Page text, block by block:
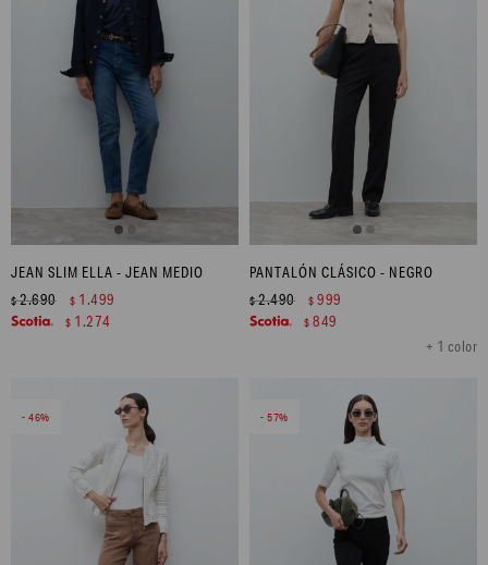
JEAN SLIM ELLA - JEAN MEDIO
$2.690 $ 1.499
$ 1.274
PANTALÓN CLÁSICO - NEGRO
+ 1 color
$2.490 $ 999
$ 849
46 57